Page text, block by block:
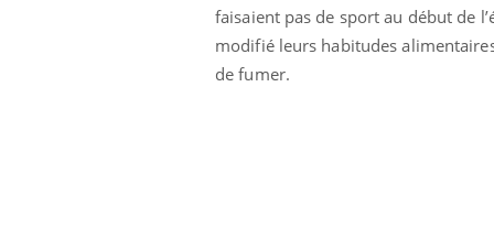
faisaient pas de sport au début de
modifié leurs habitudes
de fumer.Mon enfant est-il trop
sensible ou simplement